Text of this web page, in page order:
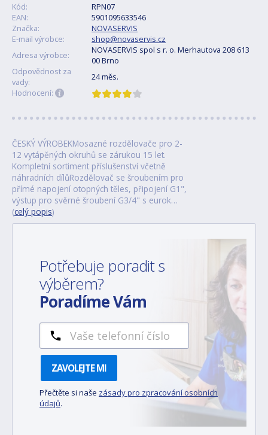
Kód:
RPN07
EAN:
5901095633546
Značka:
NOVASERVIS
E-mail výrobce:
shop@novaservis.cz
Adresa výrobce:
NOVASERVIS spol s r. o. Merhautova 208 613
00 Brno
Odpovědnost za
vady:
24 měs.
Hodnocení:
ČESKÝ VÝROBEKMosazné rozdělovače pro 2-
12 vytápěných okruhů se zárukou 15 let.
Kompletní sortiment příslušenství včetně
náhradních dílůRozdělovač se šroubením pro
přímé napojení otopných těles, připojení G1",
výstup pro svěrné šroubení G3/4" s eurok…
(celý popis)
Potřebuje poradit s
výběrem?
Poradíme Vám
ZAVOLEJTE MI
Přečtěte si naše zásady pro zpracování osobních
údajů.